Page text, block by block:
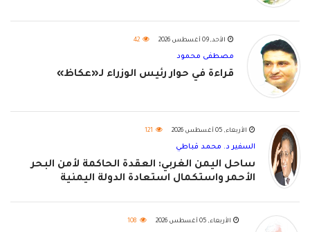
الأحد, 09 أغسطس 2026 42
مصطفى محمود
قراءة في حوار رئيس الوزراء لـ«عكاظ»
الأربعاء, 05 أغسطس 2026 121
السفير د. محمد قباطي
ساحل اليمن الغربي: العقدة الحاكمة لأمن البحر
الأحمر واستكمال استعادة الدولة اليمنية
الأربعاء, 05 أغسطس 2026 108